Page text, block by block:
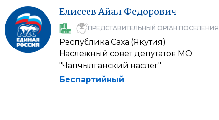
Елисеев Айал Федорович
ПРЕДСТАВИТЕЛЬНЫЙ ОРГАН ПОСЕЛЕНИЯ
Республика Саха (Якутия)
Наслежный совет депутатов МО
"Чапчылганский наслег"
Беспартийный